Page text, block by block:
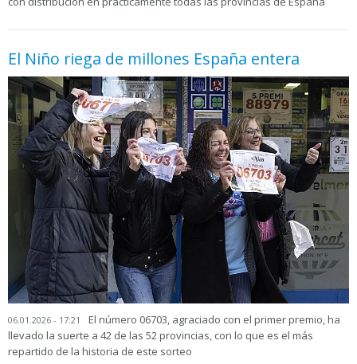
El Niño riega de millones España entera
06.01.2026 - 17:21
El número 06703, agraciado con el primer premio, ha
llevado la suerte a 42 de las 52 provincias, con lo que es el más
repartido de la historia de este sorteo